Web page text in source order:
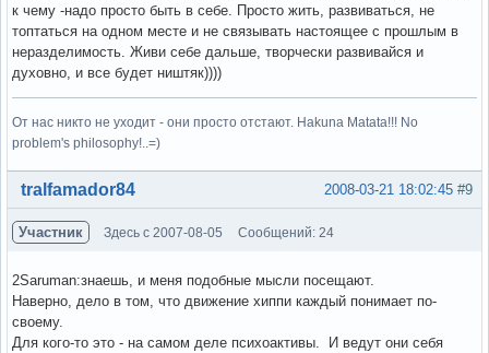
к чему -надо просто быть в себе. Просто жить, развиваться, не
топтаться на одном месте и не связывать настоящее с прошлым в
неразделимость. Живи себе дальше, творчески развивайся и
духовно, и все будет ништяк))))
От нас никто не уходит - они просто отстают. Hakuna Matata!!! No
problem's philosophy!..=)
Вне форума #9
2008-03-21 18:02:45
tralfamador84
Участник Здесь с 2007-08-05 Сообщений: 24
2Saruman:знаешь, и меня подобные мысли посещают.
Наверно, дело в том, что движение хиппи каждый понимает по-
своему.
Для кого-то это - на самом деле психоактивы. И ведут они себя